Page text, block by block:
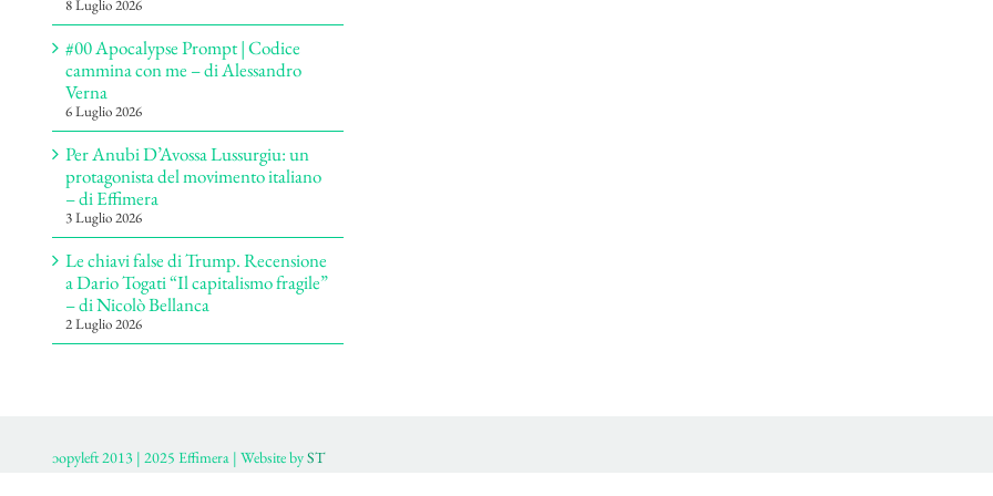
8 Luglio 2026
#00 Apocalypse Prompt | Codice
cammina con me – di Alessandro
Verna
6 Luglio 2026
Per Anubi D’Avossa Lussurgiu: un
protagonista del movimento italiano
– di Effimera
3 Luglio 2026
Le chiavi false di Trump. Recensione
a Dario Togati “Il capitalismo fragile”
– di Nicolò Bellanca
2 Luglio 2026
ɔopyleft 2013 | 2025 Effimera | Website byST